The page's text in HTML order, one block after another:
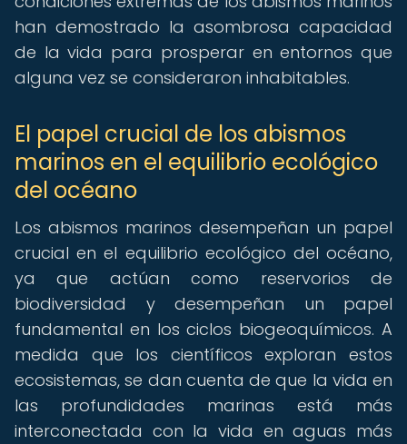
han demostrado la asombrosa capacidad
de la vida para prosperar en entornos que
alguna vez se consideraron inhabitables.
El papel crucial de los abismos
marinos en el equilibrio ecológico
del océano
Los abismos marinos desempeñan un papel
crucial en el equilibrio ecológico del océano,
ya que actúan como reservorios de
biodiversidad y desempeñan un papel
fundamental en los ciclos biogeoquímicos. A
medida que los científicos exploran estos
ecosistemas, se dan cuenta de que la vida en
las profundidades marinas está más
interconectada con la vida en aguas más